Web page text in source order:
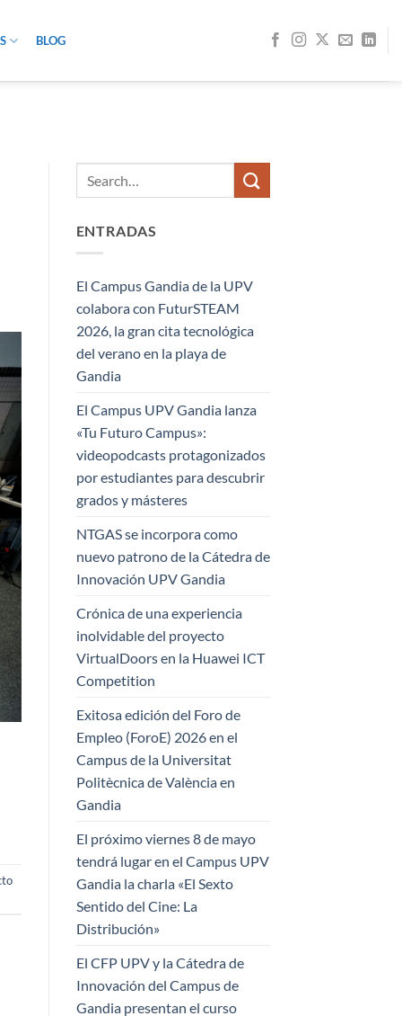
BLOG
ENTRADAS
El Campus Gandia de la UPV
colabora con FuturSTEAM
2026, la gran cita tecnológica
del verano en la playa de
Gandia
El Campus UPV Gandia lanza
«Tu Futuro Campus»:
videopodcasts protagonizados
por estudiantes para descubrir
grados y másteres
NTGAS se incorpora como
nuevo patrono de la Cátedra de
Innovación UPV Gandia
Crónica de una experiencia
inolvidable del proyecto
VirtualDoors en la Huawei ICT
Competition
Exitosa edición del Foro de
Empleo (ForoE) 2026 en el
Campus de la Universitat
Politècnica de València en
Gandia
El próximo viernes 8 de mayo
tendrá lugar en el Campus UPV
Gandia la charla «El Sexto
Sentido del Cine: La
Distribución»
El CFP UPV y la Cátedra de
Innovación del Campus de
Gandia presentan el curso